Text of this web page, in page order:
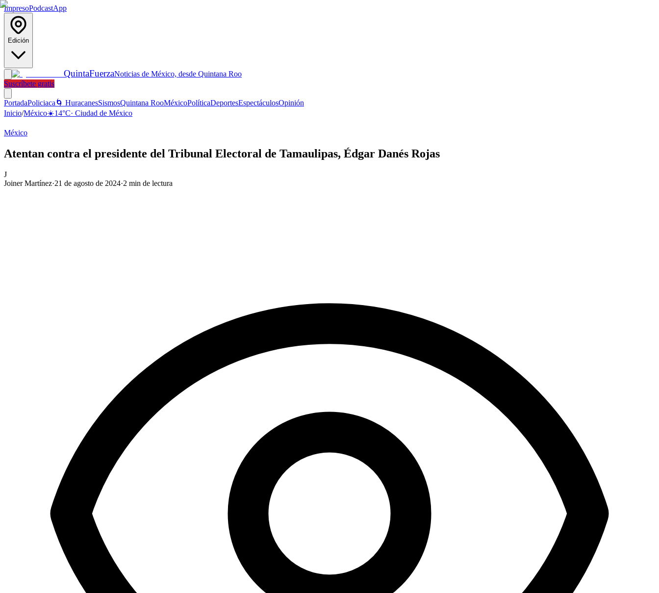
ImpresoPodcastApp
Edición
QuintaFuerzaNoticias de México, desde Quintana Roo
Suscríbete gratis
PortadaPoliciaca 🌀 HuracanesSismosQuintana RooMéxicoPolíticaDeportesEspectáculosOpinión
Inicio/México☀️14°C· Ciudad de México
México
Atentan contra el presidente del Tribunal Electoral de Tamaulipas, Édgar Danés Rojas
J
Joiner Martínez·21 de agosto de 2024·2 min de lectura